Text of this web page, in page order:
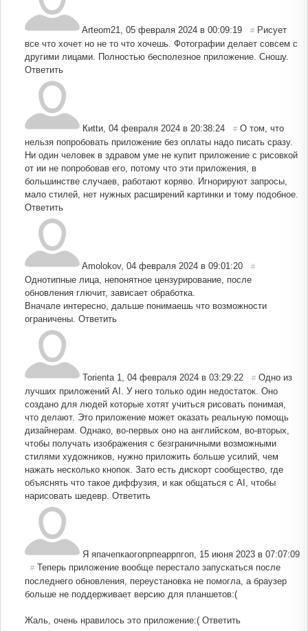
Arteom21, 05 февраля 2024 в 00:09:19 # Рисует
все что хочет но не то что хочешь. Фотографии делает совсем с
другими лицами. Полностью бесполезное приложение. Сношу.
Ответить
Киttи, 04 февраля 2024 в 20:38:24 # О том, что
нельзя попробовать приложение без оплаты надо писать сразу.
Ни один человек в здравом уме не купит приложение с рисовкой
от ии не попробовав его, потому что эти приложения, в
большинстве случаев, работают коряво. Игнорируют запросы,
мало стилей, нет нужных расширений картинки и тому подобное.
Ответить
Amolokov, 04 февраля 2024 в 09:01:20 #
Однотипные лица, непонятное цензурирование, после
обновления глючит, зависает обработка.
Вначале интересно, дальше понимаешь что возможности
ограничены. Ответить
Torienta 1, 04 февраля 2024 в 03:29:22 # Одно из
лучших приложений AI. У него только один недостаток. Оно
создано для людей которые хотят учиться рисовать понимая,
что делают. Это приложение может оказать реальную помощь
дизайнерам. Однако, во-первых оно на английском, во-вторых,
чтобы получать изображения с безграничными возможными
стилями художников, нужно приложить больше усилий, чем
нажать несколько кнопок. Зато есть дискорт сообщество, где
объяснять что такое диффузия, и как общаться с AI, чтобы
нарисовать шедевр. Ответить
Я япачепкаогопрпеаррпгоп, 15 июня 2023 в 07:07:09
# Теперь приложение вообще перестало запускаться после
последнего обновления, переустановка не помогла, а браузер
больше не поддерживает версию для планшетов:(
Жаль, очень нравилось это приложение:( Ответить